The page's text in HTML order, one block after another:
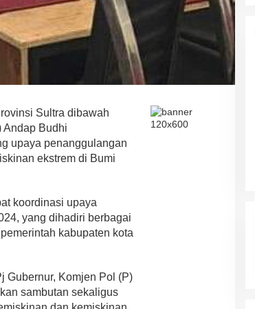
Sultra dibawah
Andap Budhi
upaya penanggulangan
ekstrem di Bumi
koordinasi upaya
yang dihadiri berbagai
kabupaten kota
Gubernur, Komjen Pol (P)
sambutan sekaligus
Ini Prediksi Pengamat Politik
Pada Pilkada Sultra “Hanya
Ada Satu Putaran”
Di News, Politik 4 November 2024